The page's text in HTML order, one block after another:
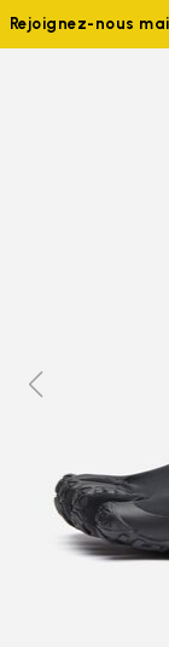
Rejoignez-nous